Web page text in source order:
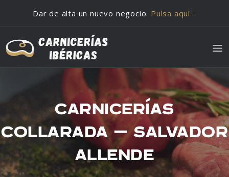
Dar de alta un nuevo negocio. Pulsa aquí…
CARNICERÍAS
COLLARADA – SALVADOR
ALLENDE